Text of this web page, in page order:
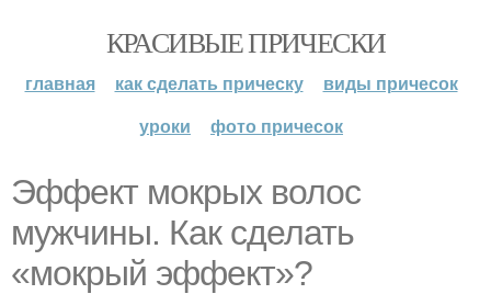
КРАСИВЫЕ ПРИЧЕСКИ
главная как сделать прическу
виды причесок
уроки
фото причесок
Эффект мокрых волос
мужчины. Как сделать
«мокрый эффект»?